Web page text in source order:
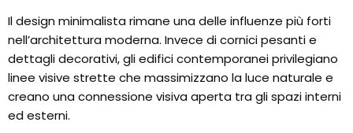
Il design minimalista rimane una delle influenze più forti
nell’architettura moderna. Invece di cornici pesanti e
dettagli decorativi, gli edifici contemporanei privilegiano
linee visive strette che massimizzano la luce naturale e
creano una connessione visiva aperta tra gli spazi interni
ed esterni.